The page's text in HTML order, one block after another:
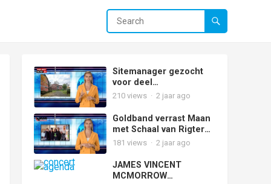
Sitemanager gezocht
voor deel
Stuivenbergsite
210 views · 2 jaar ago
Goldband verrast Maan
met Schaal van Rigter
voor StiekemStiekem
3FM Award van 2024
voor meest gedraaide
181 views · 2 jaar ago
JAMES VINCENT
MCMORROW